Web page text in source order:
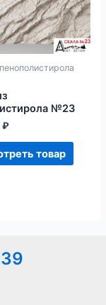
№23
₽
товар